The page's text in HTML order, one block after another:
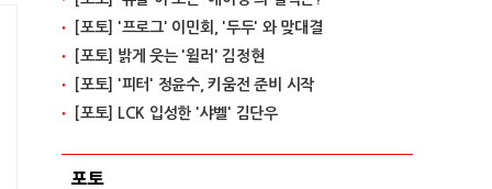
[포토] '프로그' 이민회, '두두' 와 맞대결
[포토] 밝게 웃는 '윌러' 김정현
[포토] '피터' 정윤수, 키움전 준비 시작
[포토] LCK 입성한 '샤벨' 김단우
포토